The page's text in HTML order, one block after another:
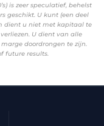
is zeer speculatief, behelst
geschikt. U kunt (een deel
dient u niet met kapitaal te
U dient van alle
doordrongen te zijn.
future results.